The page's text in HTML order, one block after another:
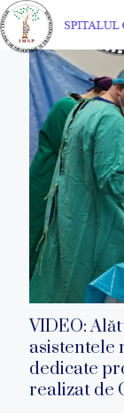
VIDEO:
asistentele
dedicate
realizat de